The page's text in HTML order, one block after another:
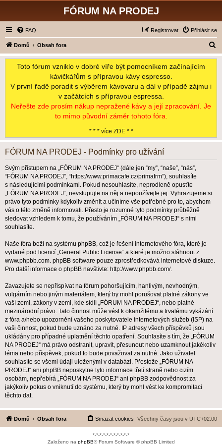
FÓRUM NA PRODEJ
FAQ Přihlásit se
Registrovat
Domů Obsah fora
l
Toto fórum vzniklo v dobré víře být pomocníkem začínajícím
kávičkářům s přípravou kávy espresso.
V první řadě poradit s výběrem kávovaru a dál v případě zájmu i
v začátcích s přípravou espressa.
Neřešte zde prosím nákup nepražené kávy a její zpracování. Je
to mimo původní záměr tohoto fóra.
* * * více ZDE * *
FÓRUM NA PRODEJ - Podmínky pro užívání
Svým přístupem na „FÓRUM NA PRODEJ“ (dále jen “my”, “naše”, “nás”,
“FÓRUM NA PRODEJ”, “https://www.primacafe.cz/primafrm”), souhlasíte
s následujícími podmínkami. Pokud nesouhlasíte, neprodleně opusťte
„FÓRUM NA PRODEJ“, nevstupujte na něj a nepoužívejte jej. Vyhrazujeme si
právo tyto podmínky kdykoliv změnit a učiníme vše potřebné pro to, abychom
vás o této změně informovali. Přesto je rozumné tyto podmínky průběžně
sledovat vzhledem k tomu, že používáním „FÓRUM NA PRODEJ“ s nimi
souhlasíte.
Naše fóra beží na systému phpBB, což je řešení internetového fóra, které je
vydané pod licencí „General Public License“ a které je možno stáhnout z
www.phpbb.com. phpBB software pouze zprostředkovává internetové diskuze.
Pro další informace o phpBB navštivte: http://www.phpbb.com/.
Zavazujete se nepřispívat na fórum pohoršujícím, hanlivým, nevhodným,
vulgárním nebo jiným materiálem, který by mohl porušovat platné zákony ve
vaší zemi, zákony v zemi, kde sídlí „FÓRUM NA PRODEJ“, nebo platné
mezinárodní právo. Tato činnost může vést k okamžitému a trvalému vykázání
z fóra a/nebo upozornění vašeho poskytovatele internetových služeb (ISP) na
vaši činnost, pokud bude uznáno za nutné. IP adresy všech příspěvků jsou
ukládány pro případné uplatnění těchto opatření. Souhlasíte s tím, že „FÓRUM
NA PRODEJ“ má právo odstranit, upravit, přesunout nebo uzamknout jakékoliv
téma nebo příspěvek, pokud to bude považovat za nutné. Jako uživatel
souhlasíte se všemi údaji uloženými v databázi. Přestože „FÓRUM NA
PRODEJ“ ani phpBB neposkytne tyto informace třetí straně nebo cizím
osobám, nepřebírá „FÓRUM NA PRODEJ“ ani phpBB zodpovědnost za
jakýkoliv pokus o vniknutí do systému, který by mohl vést ke kompromitaci
těchto dat.
Domů Obsah fora Všechny časy jsou v UTC+02:00
Smazat cookies
*-*-*-*-*-*-*-*-*-*-*
Založeno na phpBB® Forum Software © phpBB Limited